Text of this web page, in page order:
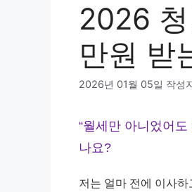
2026
만원 받
2026년 01월 05일 작성
“월세만 아니었어
나요?
저는 얼마 전에 이사